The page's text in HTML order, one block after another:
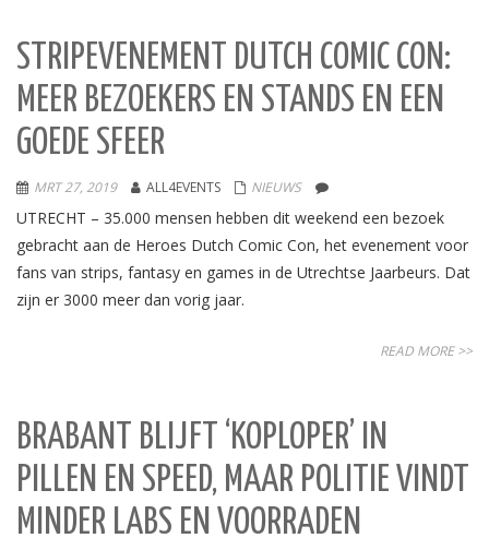
STRIPEVENEMENT DUTCH COMIC CON:
MEER BEZOEKERS EN STANDS EN EEN
GOEDE SFEER
MRT 27, 2019 ALL4EVENTS NIEUWS
UTRECHT – 35.000 mensen hebben dit weekend een bezoek
gebracht aan de Heroes Dutch Comic Con, het evenement voor
fans van strips, fantasy en games in de Utrechtse Jaarbeurs. Dat
zijn er 3000 meer dan vorig jaar.
READ MORE >>
BRABANT BLIJFT ‘KOPLOPER’ IN
PILLEN EN SPEED, MAAR POLITIE VINDT
MINDER LABS EN VOORRADEN